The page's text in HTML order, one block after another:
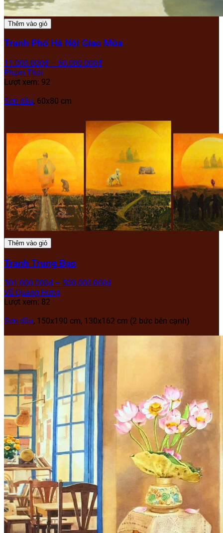
Thêm vào giỏ
Tranh Phố Hà Nội Giao Mùa
11.000.000₫ – 50.000.000₫
Phạm Thái
Lượt xem: 92
Sơn dầu, 60x80 cm
Thêm vào giỏ
Tranh Trung Đạo
301.000.000₫ – 500.000.000₫
Vũ Quang Hưng
Lượt xem: 82
Sơn dầu, 150x190 cm, 130x162 cm (2 bức bên cạnh)